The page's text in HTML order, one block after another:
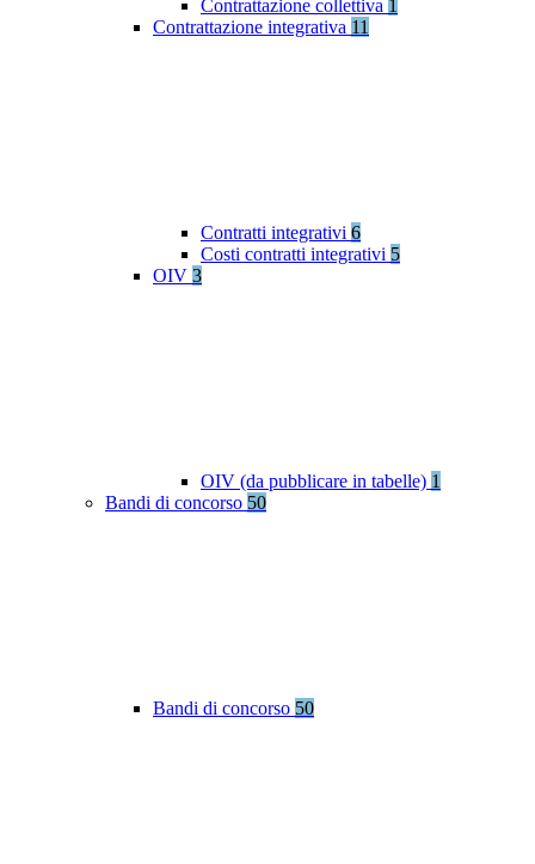
Contrattazione collettiva 1
Contrattazione integrativa 11
Contratti integrativi 6
Costi contratti integrativi 5
OIV 3
OIV (da pubblicare in tabelle) 1
Bandi di concorso 50
Bandi di concorso 50